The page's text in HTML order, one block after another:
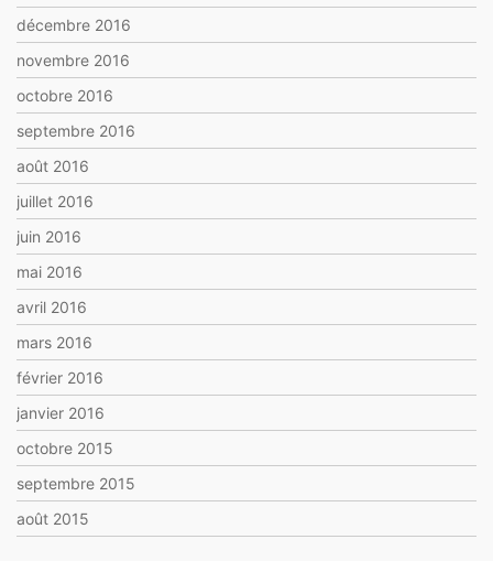
décembre 2016
novembre 2016
octobre 2016
septembre 2016
août 2016
juillet 2016
juin 2016
mai 2016
avril 2016
mars 2016
février 2016
janvier 2016
octobre 2015
septembre 2015
août 2015